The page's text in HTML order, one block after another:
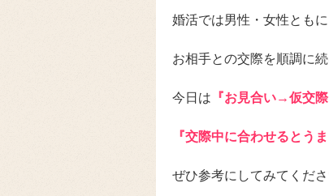
婚活では男性・女性とも
お相手との交際を順調に
今日は 『お見合い→仮交際
『交際中に合わせるとう
ぜひ参考にしてみてくださ